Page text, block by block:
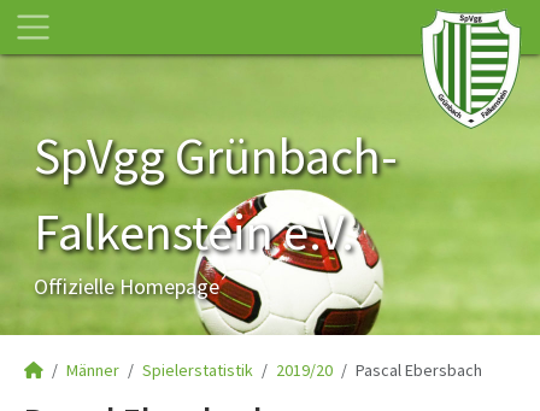
SpVgg Grünbach-
Falkenstein e.V.
Offizielle Homepage
Männer Spielerstatistik 2019/20 Pascal Ebersbach